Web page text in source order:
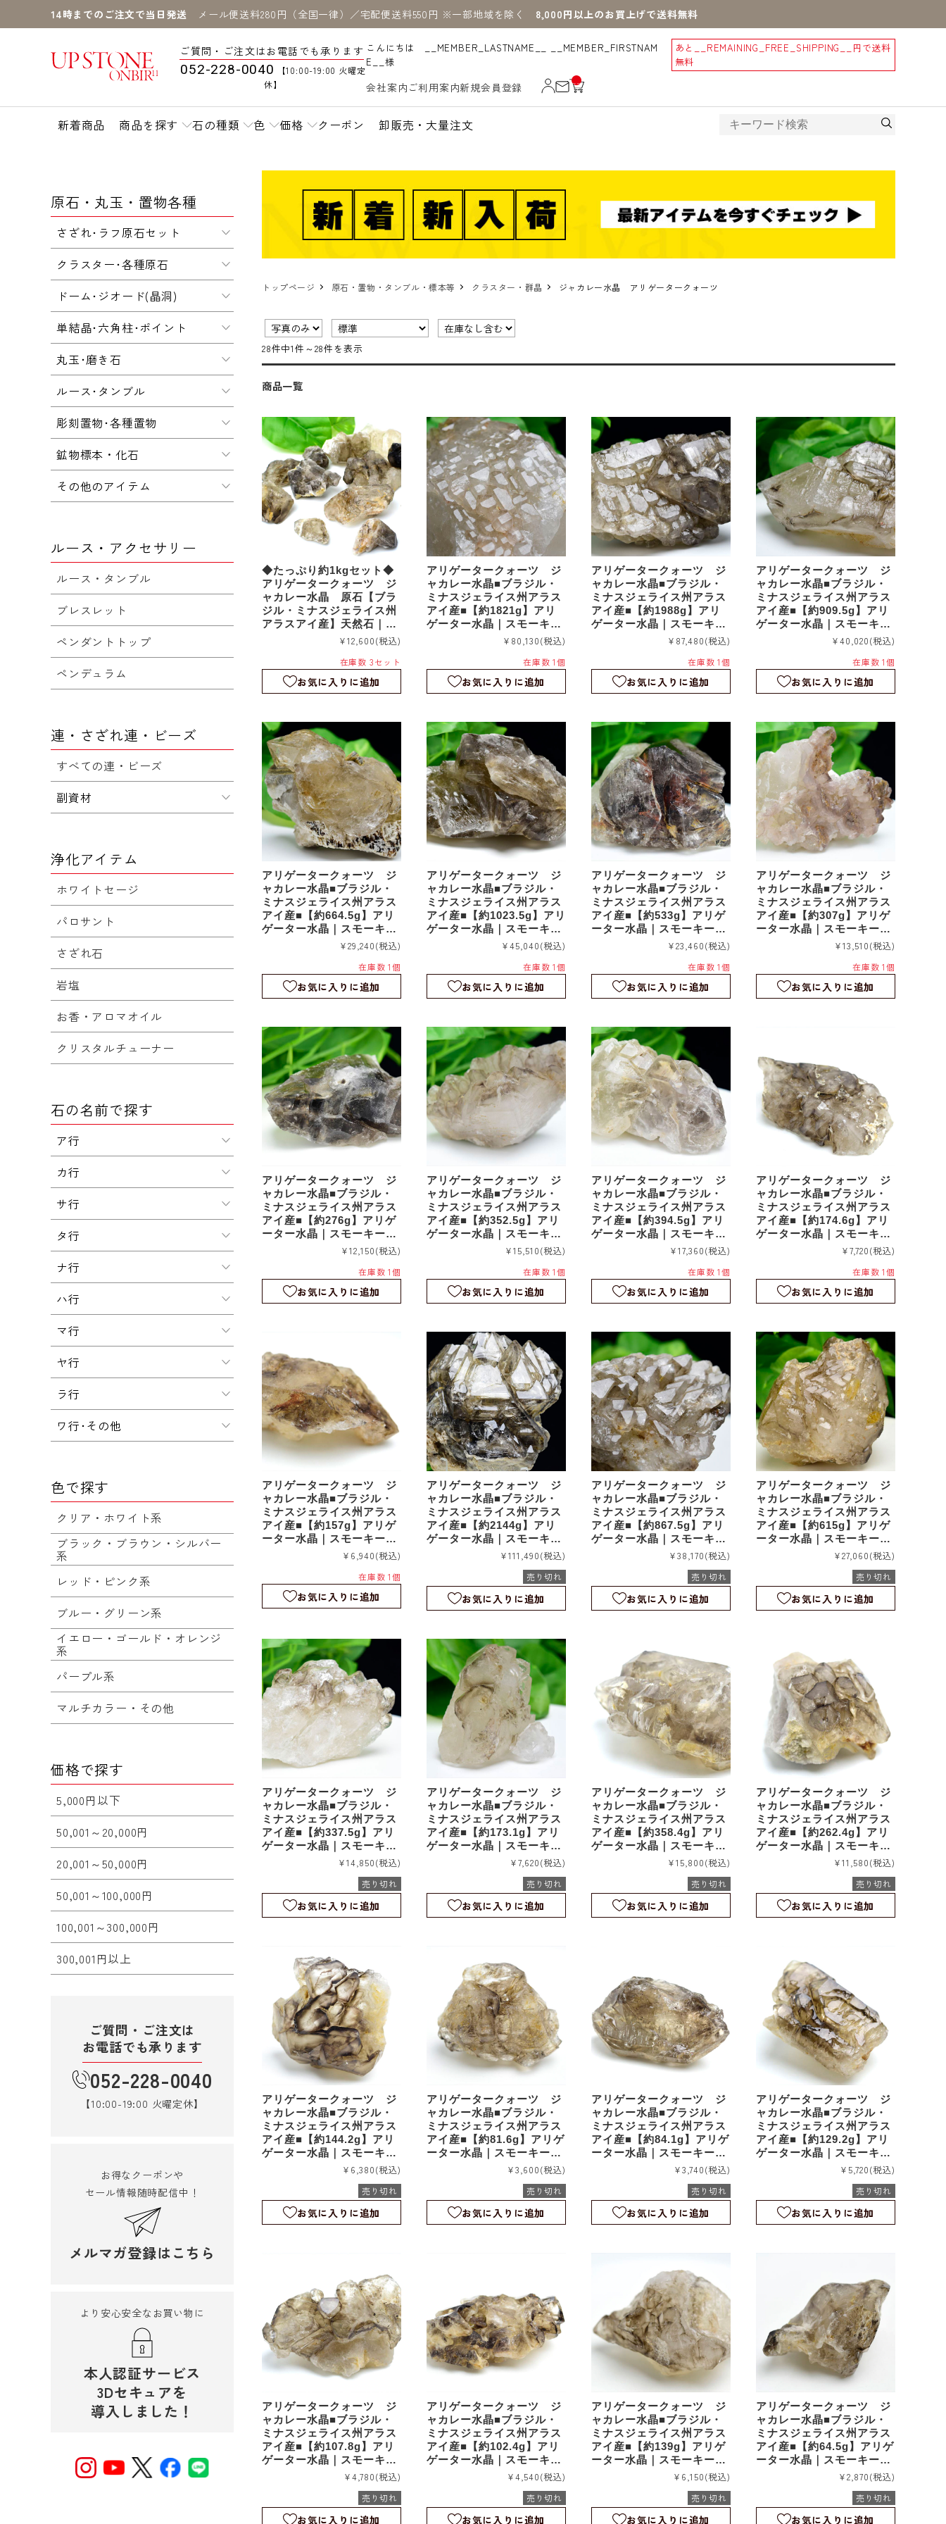
14時までのご注文で当日発送 メール便送料280円（全国一律）／宅配便送料550円 ※一部地域を除く 8,000円以上のお買上げで送料無料
ご質問・ご注文はお電話でも承ります
052-228-0040
【10:00-19:00 火曜定
休】
こんにちは __MEMBER_LASTNAME__ __MEMBER_FIRSTNAM
E__様
あと __REMAINING_FREE_SHIPPING__
円で送料
無料
会社案内 ご利用案内新規会員登録
__
IT
_C
新着商品 商品を探す 石の種類 色 価格 クーポン 卸販売・大量注文
トップページ 原石・置物・タンブル・標本等 クラスター・群晶 ジャカレー水晶 アリゲータークォーツ
28件中1件～28件を表示
商品一覧
◆たっぷり約1kgセット◆
アリゲータークォーツ ジ
ャカレー水晶 原石【ブラ
ジル・ミナスジェライス州
アラスアイ産】天然石｜パ
ワーストーン｜エレスチャ
原石｜1kg｜詰め合わせ｜b
8635
¥12,600(税込)
在庫数 3セット
お気に入りに追加
アリゲータークォーツ ジ
ャカレー水晶■ブラジル・
ミナスジェライス州アラス
アイ産■【約1821g】アリ
ゲーター水晶｜スモーキー
アリゲーター｜エレスチャ
¥80,130(税込)
在庫数 1個
お気に入りに追加
アリゲータークォーツ ジ
ャカレー水晶■ブラジル・
ミナスジェライス州アラス
アイ産■【約1988g】アリ
ゲーター水晶｜スモーキー
アリゲーター｜エレスチャ
¥87,480(税込)
在庫数 1個
お気に入りに追加
アリゲータークォーツ ジ
ャカレー水晶■ブラジル・
ミナスジェライス州アラス
アイ産■【約909.5g】アリ
ゲーター水晶｜スモーキー
アリゲーター｜エレスチャ
¥40,020(税込)
在庫数 1個
お気に入りに追加
アリゲータークォーツ ジ
ャカレー水晶■ブラジル・
ミナスジェライス州アラス
アイ産■【約664.5g】アリ
ゲーター水晶｜スモーキー
アリゲーター｜エレスチャ
¥29,240(税込)
在庫数 1個
お気に入りに追加
アリゲータークォーツ ジ
ャカレー水晶■ブラジル・
ミナスジェライス州アラス
アイ産■【約1023.5g】アリ
ゲーター水晶｜スモーキー
アリゲーター｜エレスチャ
¥45,040(税込)
在庫数 1個
お気に入りに追加
アリゲータークォーツ ジ
ャカレー水晶■ブラジル・
ミナスジェライス州アラス
アイ産■【約533g】アリゲ
ーター水晶｜スモーキーア
リゲーター｜エレスチャル
¥23,460(税込)
在庫数 1個
お気に入りに追加
アリゲータークォーツ ジ
ャカレー水晶■ブラジル・
ミナスジェライス州アラス
アイ産■【約307g】アリゲ
ーター水晶｜スモーキーア
リゲーター｜エレスチャル
¥13,510(税込)
在庫数 1個
お気に入りに追加
アリゲータークォーツ ジ
ャカレー水晶■ブラジル・
ミナスジェライス州アラス
アイ産■【約276g】アリゲ
ーター水晶｜スモーキーア
リゲーター｜エレスチャル
¥12,150(税込)
在庫数 1個
お気に入りに追加
アリゲータークォーツ ジ
ャカレー水晶■ブラジル・
ミナスジェライス州アラス
アイ産■【約352.5g】アリ
ゲーター水晶｜スモーキー
アリゲーター｜エレスチャ
¥15,510(税込)
在庫数 1個
お気に入りに追加
アリゲータークォーツ ジ
ャカレー水晶■ブラジル・
ミナスジェライス州アラス
アイ産■【約394.5g】アリ
ゲーター水晶｜スモーキー
アリゲーター｜エレスチャ
¥17,360(税込)
在庫数 1個
お気に入りに追加
アリゲータークォーツ ジ
ャカレー水晶■ブラジル・
ミナスジェライス州アラス
アイ産■【約174.6g】アリ
ゲーター水晶｜スモーキー
アリゲーター｜エレスチャ
¥7,720(税込)
在庫数 1個
お気に入りに追加
アリゲータークォーツ ジ
ャカレー水晶■ブラジル・
ミナスジェライス州アラス
アイ産■【約157g】アリゲ
ーター水晶｜スモーキーア
リゲーター｜エレスチャル
¥6,940(税込)
在庫数 1個
お気に入りに追加
アリゲータークォーツ ジ
ャカレー水晶■ブラジル・
ミナスジェライス州アラス
アイ産■【約2144g】アリ
ゲーター水晶｜スモーキー
アリゲーター｜エレスチャ
¥111,490(税込)
売り切れ
お気に入りに追加
アリゲータークォーツ ジ
ャカレー水晶■ブラジル・
ミナスジェライス州アラス
アイ産■【約867.5g】アリ
ゲーター水晶｜スモーキー
アリゲーター｜エレスチャ
¥38,170(税込)
売り切れ
お気に入りに追加
アリゲータークォーツ ジ
ャカレー水晶■ブラジル・
ミナスジェライス州アラス
アイ産■【約615g】アリゲ
ーター水晶｜スモーキーア
リゲーター｜エレスチャル
¥27,060(税込)
売り切れ
お気に入りに追加
アリゲータークォーツ ジ
ャカレー水晶■ブラジル・
ミナスジェライス州アラス
アイ産■【約337.5g】アリ
ゲーター水晶｜スモーキー
アリゲーター｜エレスチャ
¥14,850(税込)
売り切れ
お気に入りに追加
アリゲータークォーツ ジ
ャカレー水晶■ブラジル・
ミナスジェライス州アラス
アイ産■【約173.1g】アリ
ゲーター水晶｜スモーキー
アリゲーター｜エレスチャ
¥7,620(税込)
売り切れ
お気に入りに追加
アリゲータークォーツ ジ
ャカレー水晶■ブラジル・
ミナスジェライス州アラス
アイ産■【約358.4g】アリ
ゲーター水晶｜スモーキー
アリゲーター｜エレスチャ
¥15,800(税込)
売り切れ
お気に入りに追加
アリゲータークォーツ ジ
ャカレー水晶■ブラジル・
ミナスジェライス州アラス
アイ産■【約262.4g】アリ
ゲーター水晶｜スモーキー
アリゲーター｜エレスチャ
¥11,580(税込)
売り切れ
お気に入りに追加
アリゲータークォーツ ジ
ャカレー水晶■ブラジル・
ミナスジェライス州アラス
アイ産■【約144.2g】アリ
ゲーター水晶｜スモーキー
アリゲーター｜エレスチャ
¥6,380(税込)
売り切れ
お気に入りに追加
アリゲータークォーツ ジ
ャカレー水晶■ブラジル・
ミナスジェライス州アラス
アイ産■【約81.6g】アリゲ
ーター水晶｜スモーキーア
リゲーター｜エレスチャル
¥3,600(税込)
売り切れ
お気に入りに追加
アリゲータークォーツ ジ
ャカレー水晶■ブラジル・
ミナスジェライス州アラス
アイ産■【約84.1g】アリゲ
ーター水晶｜スモーキーア
リゲーター｜エレスチャル
¥3,740(税込)
売り切れ
お気に入りに追加
アリゲータークォーツ ジ
ャカレー水晶■ブラジル・
ミナスジェライス州アラス
アイ産■【約129.2g】アリ
ゲーター水晶｜スモーキー
アリゲーター｜エレスチャ
¥5,720(税込)
売り切れ
お気に入りに追加
アリゲータークォーツ ジ
ャカレー水晶■ブラジル・
ミナスジェライス州アラス
アイ産■【約107.8g】アリ
ゲーター水晶｜スモーキー
アリゲーター｜エレスチャ
¥4,780(税込)
売り切れ
お気に入りに追加
アリゲータークォーツ ジ
ャカレー水晶■ブラジル・
ミナスジェライス州アラス
アイ産■【約102.4g】アリ
ゲーター水晶｜スモーキー
アリゲーター｜エレスチャ
¥4,540(税込)
売り切れ
お気に入りに追加
アリゲータークォーツ ジ
ャカレー水晶■ブラジル・
ミナスジェライス州アラス
アイ産■【約139g】アリゲ
ーター水晶｜スモーキーア
リゲーター｜エレスチャル
¥6,150(税込)
売り切れ
お気に入りに追加
アリゲータークォーツ ジ
ャカレー水晶■ブラジル・
ミナスジェライス州アラス
アイ産■【約64.5g】アリゲ
ーター水晶｜スモーキーア
リゲーター｜エレスチャル
¥2,870(税込)
売り切れ
お気に入りに追加
原石・丸玉・置物各種
さざれ･ラフ原石セット
クラスター･各種原石
ドーム･ジオード(晶洞)
単結晶･六角柱･ポイント
丸玉･磨き石
ルース･タンブル
彫刻置物･各種置物
鉱物標本・化石
その他のアイテム
ルース・アクセサリー
ルース・タンブル
ブレスレット
ペンダントトップ
ペンデュラム
連・さざれ連・ビーズ
すべての連・ビーズ
副資材
浄化アイテム
ホワイトセージ
パロサント
さざれ石
岩塩
お香・アロマオイル
クリスタルチューナー
石の名前で探す
ア行
カ行
サ行
タ行
ナ行
ハ行
マ行
ヤ行
ラ行
ワ行･その他
色で探す
クリア・ホワイト系
ブラック・ブラウン・シルバー
系
レッド・ピンク系
ブルー・グリーン系
イエロー・ゴールド・オレンジ
系
パープル系
マルチカラー・その他
価格で探す
5,000円以下
50,001～20,000円
20,001～50,000円
50,001～100,000円
100,001～300,000円
300,001円以上
ご質問・ご注文は
お電話でも承ります
052-228-0040
【10:00-19:00 火曜定休】
お得なクーポンや
セール情報随時配信中！
メルマガ登録はこちら
より安心安全なお買い物に
本人認証サービス
3Dセキュアを
導入しました！